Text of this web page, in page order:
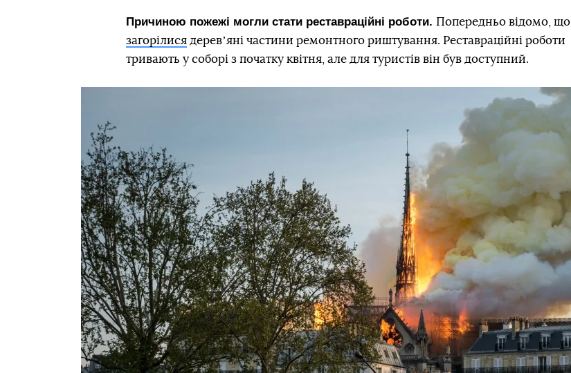
Причиною пожежі могли стати реставраційні роботи. Попередньо відомо, що
загорілися деревʼяні частини ремонтного риштування. Реставраційні роботи
тривають у соборі з початку квітня, але для туристів він був доступний.